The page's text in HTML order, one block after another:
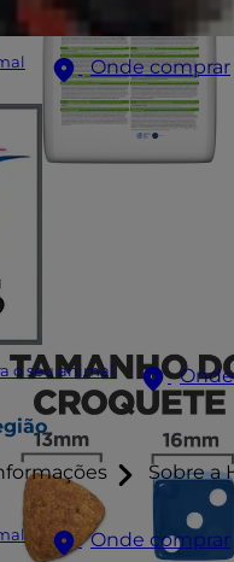
Onde comprar
o seu animal
Sobre a
Onde comprar